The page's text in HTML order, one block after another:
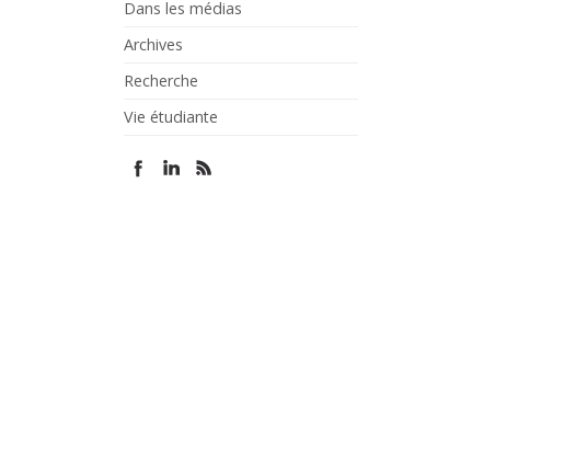
Dans les médias
Archives
Recherche
Vie étudiante